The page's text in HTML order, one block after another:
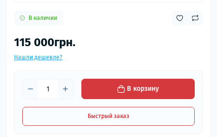
В наличии
115 000грн.
Нашли дешевле?
В корзину
Быстрый заказ